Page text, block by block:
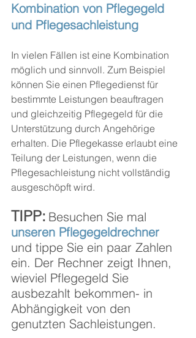
Kombination von Pflegegeld
und Pflegesachleistung
In vielen Fällen ist eine Kombination
möglich und sinnvoll. Zum Beispiel
können Sie einen Pflegedienst für
bestimmte Leistungen beauftragen
und gleichzeitig Pflegegeld für die
Unterstützung durch Angehörige
erhalten. Die Pflegekasse erlaubt eine
Teilung der Leistungen, wenn die
Pflegesachleistung nicht vollständig
ausgeschöpft wird.
TIPP: Besuchen Sie mal
unseren Pflegegeldrechner
und tippe Sie ein paar Zahlen
ein. Der Rechner zeigt Ihnen,
wieviel Pflegegeld Sie
ausbezahlt bekommen- in
Abhängigkeit von den
genutzten Sachleistungen.